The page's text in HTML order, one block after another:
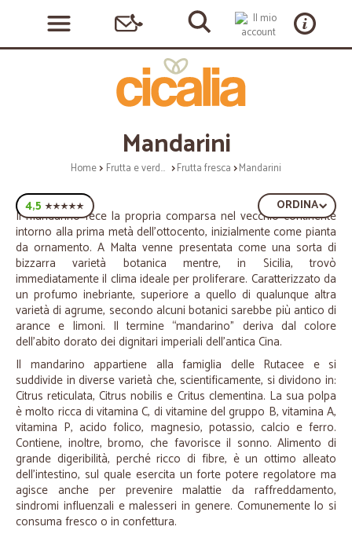
Mandarini
Home Frutta e verdura Frutta fresca Mandarini
4,5
Il mandarino fece la propria comparsa nel vecchio continente
intorno alla prima metà dell’ottocento, inizialmente come pianta
da ornamento. A Malta venne presentata come una sorta di
bizzarra varietà botanica mentre, in Sicilia, trovò
immediatamente il clima ideale per proliferare. Caratterizzato da
un profumo inebriante, superiore a quello di qualunque altra
varietà di agrume, secondo alcuni botanici sarebbe più antico di
arance e limoni. Il termine “mandarino” deriva dal colore
dell'abito dorato dei dignitari imperiali dell'antica Cina.
Il mandarino appartiene alla famiglia delle Rutacee e si
suddivide in diverse varietà che, scientificamente, si dividono in:
Citrus reticulata, Citrus nobilis e Critus clementina. La sua polpa
è molto ricca di vitamina C, di vitamine del gruppo B, vitamina A,
vitamina P, acido folico, magnesio, potassio, calcio e ferro.
Contiene, inoltre, bromo, che favorisce il sonno. Alimento di
grande digeribilità, perché ricco di fibre, è un ottimo alleato
dell’intestino, sul quale esercita un forte potere regolatore ma
agisce anche per prevenire malattie da raffreddamento,
sindromi influenzali e malesseri in genere. Comunemente lo si
consuma fresco o in confettura.
ORDINA